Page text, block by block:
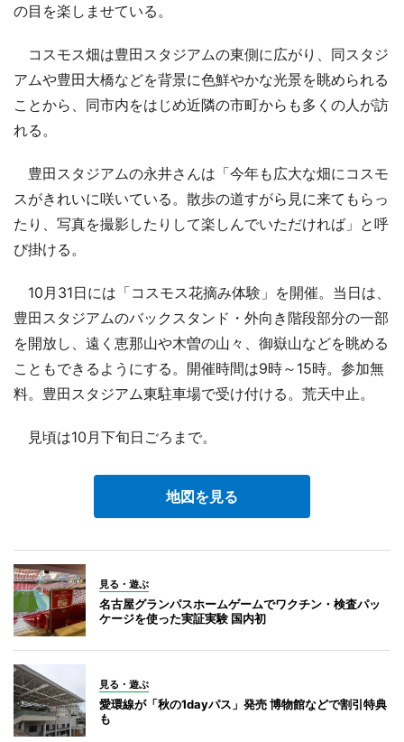
の目を楽しませている。
コスモス畑は豊田スタジアムの東側に広がり、同スタジ
アムや豊田大橋などを背景に色鮮やかな光景を眺められる
ことから、同市内をはじめ近隣の市町からも多くの人が訪
れる。
豊田スタジアムの永井さんは「今年も広大な畑にコスモ
スがきれいに咲いている。散歩の道すがら見に来てもらっ
たり、写真を撮影したりして楽しんでいただければ」と呼
び掛ける。
10月31日には「コスモス花摘み体験」を開催。当日は、
豊田スタジアムのバックスタンド・外向き階段部分の一部
を開放し、遠く恵那山や木曽の山々、御嶽山などを眺める
こともできるようにする。開催時間は9時～15時。参加無
料。豊田スタジアム東駐車場で受け付ける。荒天中止。
見頃は10月下旬日ごろまで。
地図を見る
見る・遊ぶ
名古屋グランパスホームゲームでワクチン・検査パッ
ケージを使った実証実験 国内初
見る・遊ぶ
愛環線が「秋の1dayパス」発売 博物館などで割引特典
も